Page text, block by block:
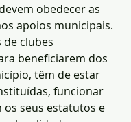
obedecer as
apoios municipais.
de clubes
beneficiarem dos
têm de estar
funcionar
os seus estatutos e